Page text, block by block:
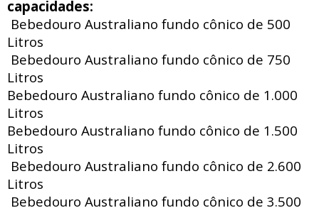
capacidades:
Bebedouro Australiano fundo cônico de 500
Litros
Bebedouro Australiano fundo cônico de 750
Litros
Bebedouro Australiano fundo cônico de 1.000
Litros
Bebedouro Australiano fundo cônico de 1.500
Litros
Bebedouro Australiano fundo cônico de 2.600
Litros
Bebedouro Australiano fundo cônico de 3.500